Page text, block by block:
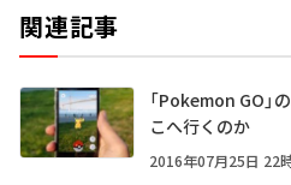
関連記事
「Pokemon GO
こへ行くのか
2016年07月25日 22